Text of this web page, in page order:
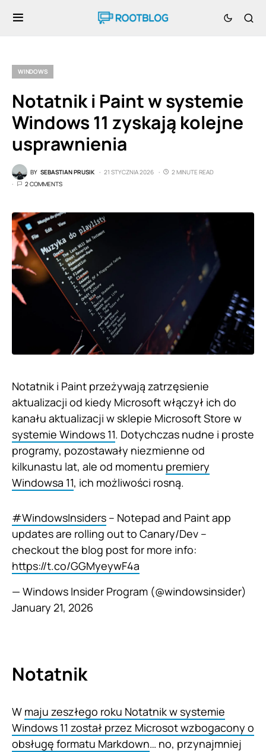
WINDOWS
Notatnik i Paint w systemie
Windows 11 zyskają kolejne
usprawnienia
BY SEBASTIAN PRUSIK 21 STYCZNIA 2026
2 MINUTE READ
2 COMMENTS
Notatnik i Paint przeżywają zatrzęsienie
aktualizacji od kiedy Microsoft włączył ich do
kanału aktualizacji w sklepie Microsoft Store w
systemie Windows 11. Dotychczas nudne i proste
programy, pozostawały niezmienne od
kilkunastu lat, ale od momentu premiery
Windowsa 11, ich możliwości rosną.
#WindowsInsiders – Notepad and Paint app
updates are rolling out to Canary/Dev –
checkout the blog post for more info:
https://t.co/GGMyeywF4a
— Windows Insider Program (@windowsinsider)
January 21, 2026
Notatnik
W maju zeszłego roku Notatnik w systemie
Windows 11 został przez Microsot wzbogacony o
obsługę formatu Markdown… no, przynajmniej